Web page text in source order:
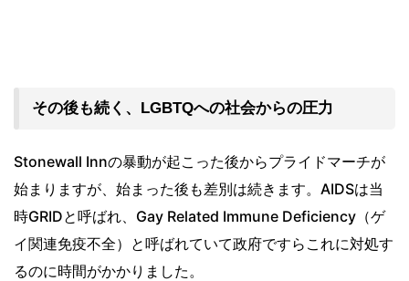
その後も続く、LGBTQへの社会からの圧力
Stonewall Innの暴動が起こった後からプライドマーチが
始まりますが、始まった後も差別は続きます。AIDSは当
時GRIDと呼ばれ、Gay Related Immune Deficiency（ゲ
イ関連免疫不全）と呼ばれていて政府ですらこれに対処す
るのに時間がかかりました。